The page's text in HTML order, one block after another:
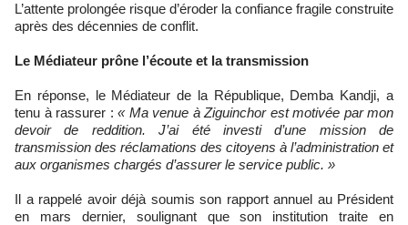
L’attente prolongée risque d’éroder la confiance fragile construite
après des décennies de conflit.
Le Médiateur prône l’écoute et la transmission
En réponse, le Médiateur de la République, Demba Kandji, a
tenu à rassurer : « Ma venue à Ziguinchor est motivée par mon
devoir de reddition. J’ai été investi d’une mission de
transmission des réclamations des citoyens à l’administration et
aux organismes chargés d’assurer le service public. »
Il a rappelé avoir déjà soumis son rapport annuel au Président
en mars dernier, soulignant que son institution traite en